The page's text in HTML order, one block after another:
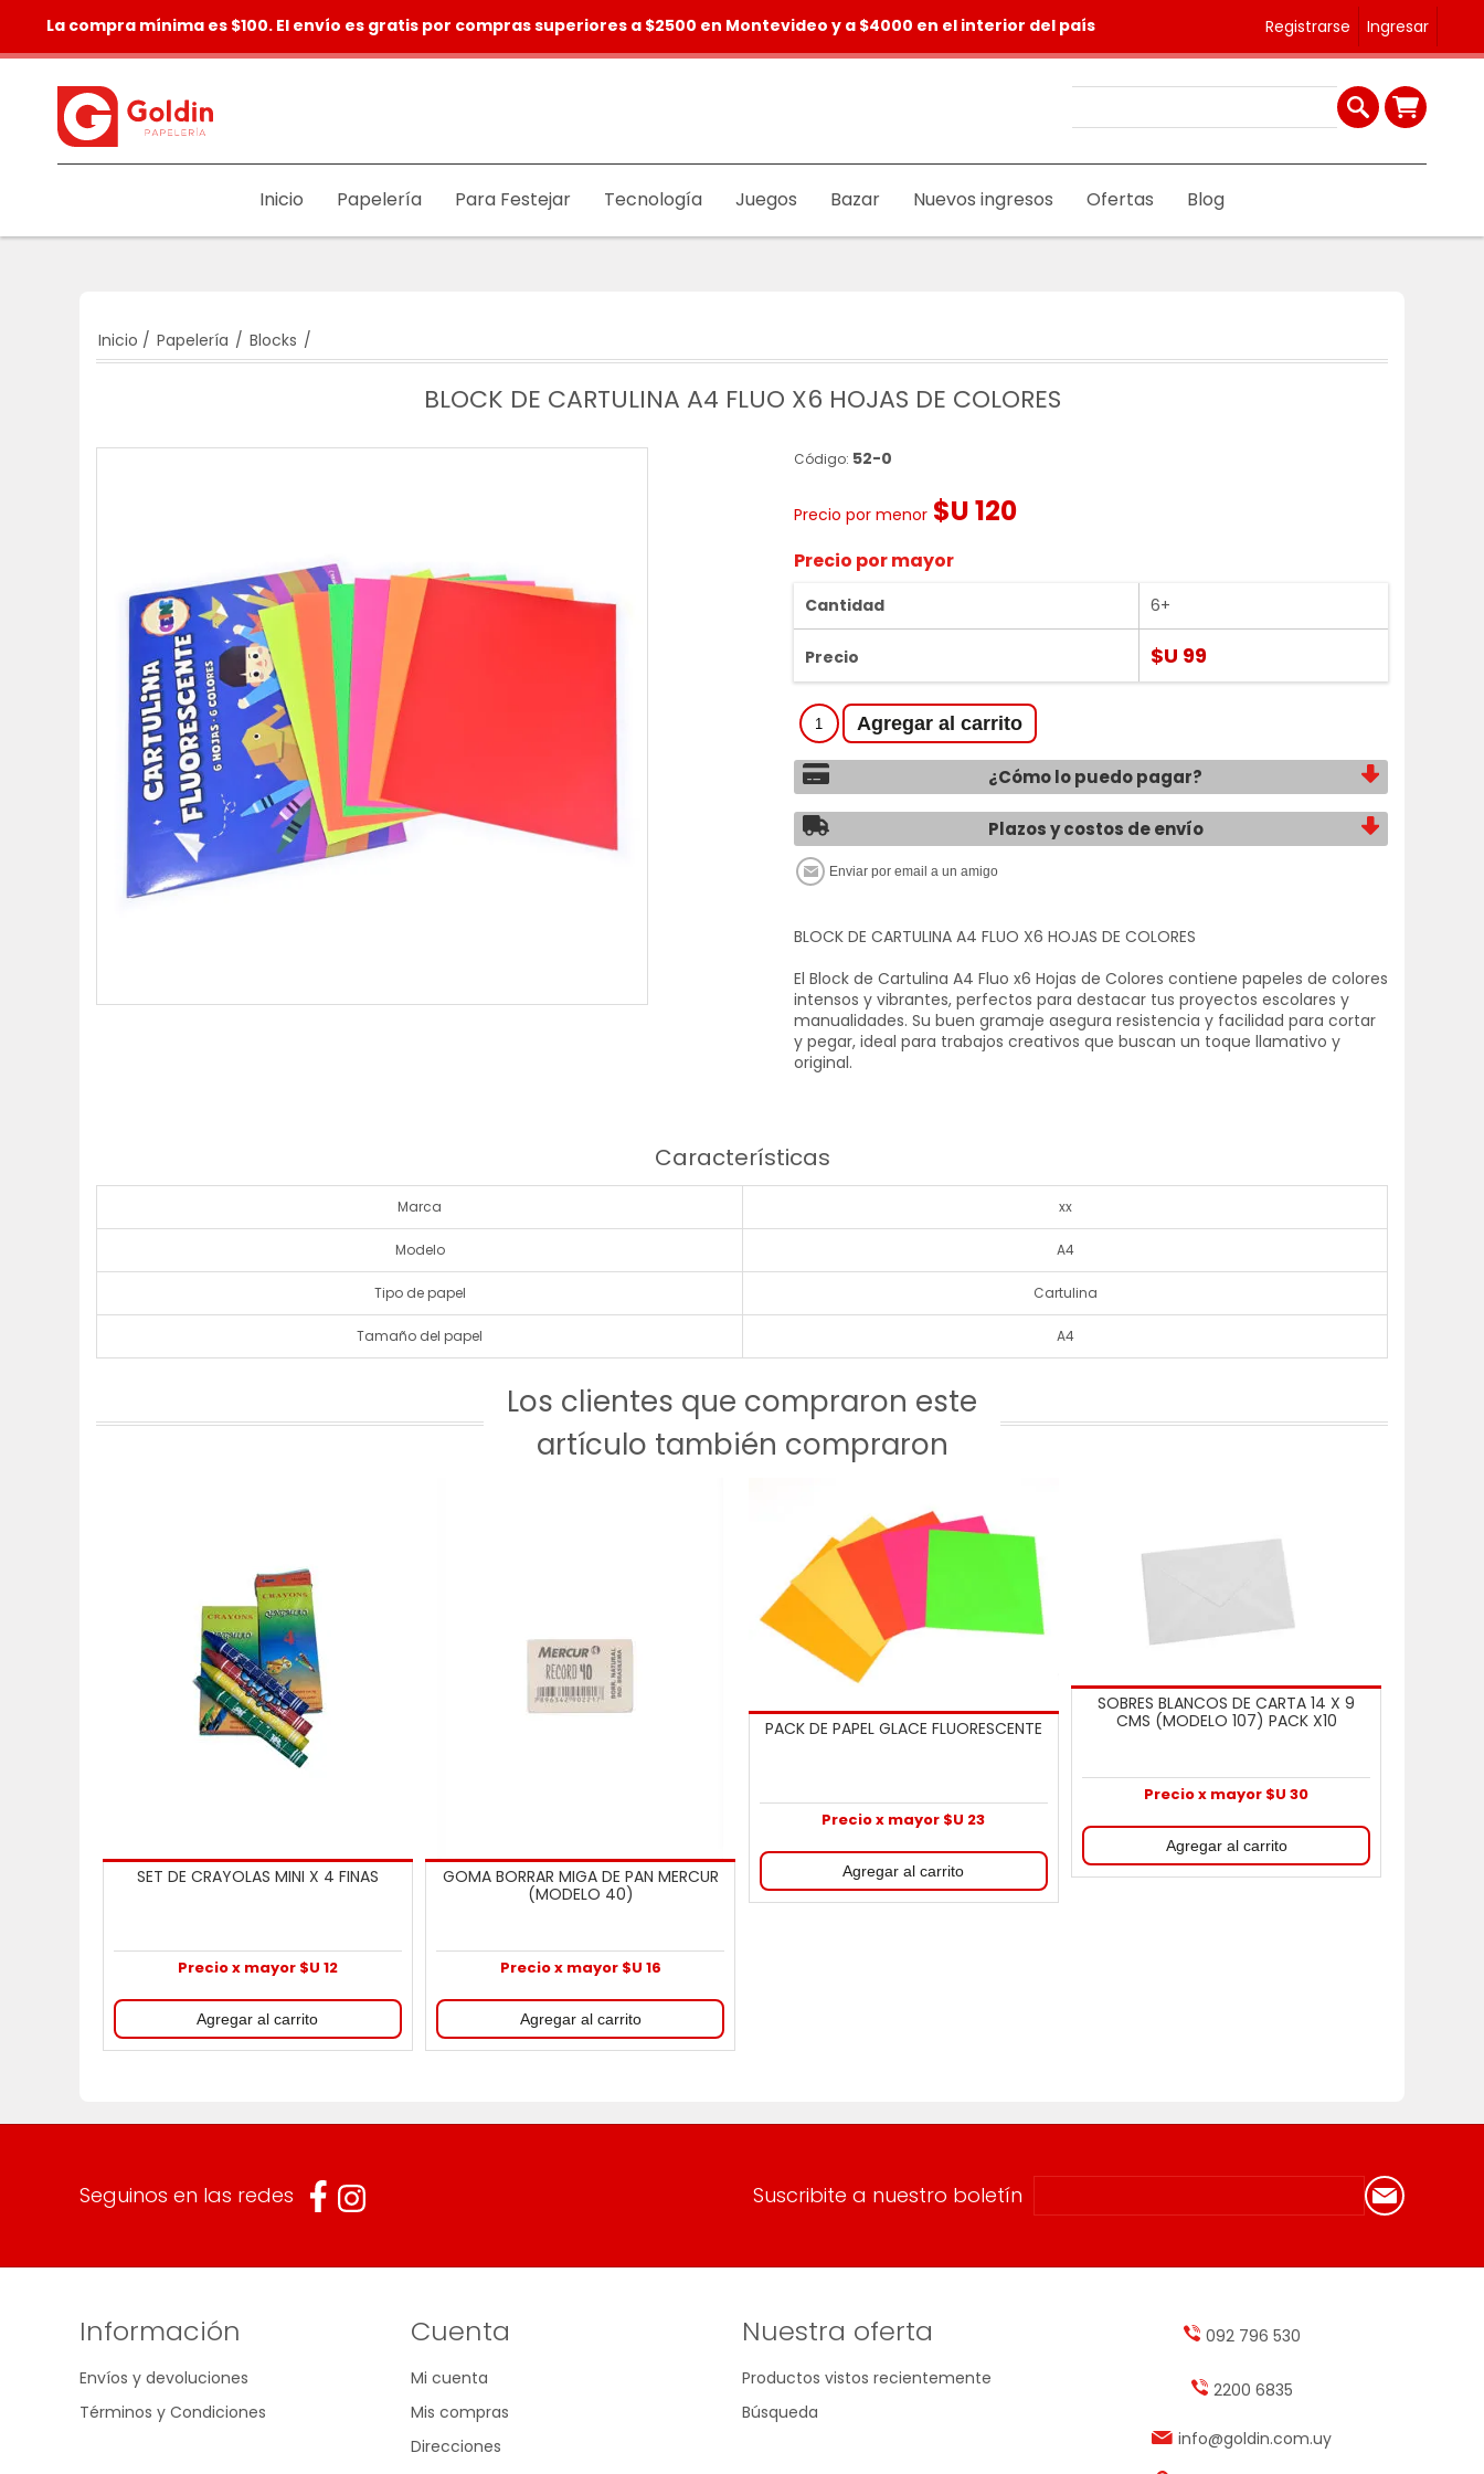
Registrarse Ingresar
La compra mínima es $100. El envío es gratis por compras superiores a $2500 en Montevideo y a $4000 en el interior del país
Inicio Papelería Para Festejar Tecnología Juegos Bazar Nuevos ingresos Ofertas Blog
Inicio / Papelería / Blocks /
BLOCK DE CARTULINA A4 FLUO X6 HOJAS DE COLORES
Código: 52-0
Precio por menor $U 120
Precio por mayor
Cantidad 6+
Precio $U 99
¿Cómo lo puedo pagar?
Plazos y costos de envío
BLOCK DE CARTULINA A4 FLUO X6 HOJAS DE COLORES
El Block de Cartulina A4 Fluo x6 Hojas de Colores contiene papeles de colores
intensos y vibrantes, perfectos para destacar tus proyectos escolares y
manualidades. Su buen gramaje asegura resistencia y facilidad para cortar
y pegar, ideal para trabajos creativos que buscan un toque llamativo y
original.
Características
Marca xx
Modelo A4
Tipo de papel Cartulina
Tamaño del papel A4
Los clientes que compraron este
artículo también compraron
SET DE CRAYOLAS MINI X 4 FINAS
Precio x mayor $U 12
GOMA BORRAR MIGA DE PAN MERCUR
(MODELO 40)
Precio x mayor $U 16
PACK DE PAPEL GLACE FLUORESCENTE
Precio x mayor $U 23
SOBRES BLANCOS DE CARTA 14 X 9
CMS (MODELO 107) PACK X10
Precio x mayor $U 30
Seguinos en las redes Suscribite a nuestro boletín
Información
Envíos y devoluciones
Términos y Condiciones
Cuenta
Mi cuenta
Mis compras
Direcciones
Nuestra oferta
Productos vistos recientemente
Búsqueda
092 796 530
2200 6835
info@goldin.com.uy